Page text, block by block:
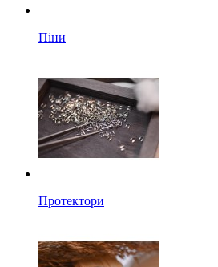
Піни
Протектори